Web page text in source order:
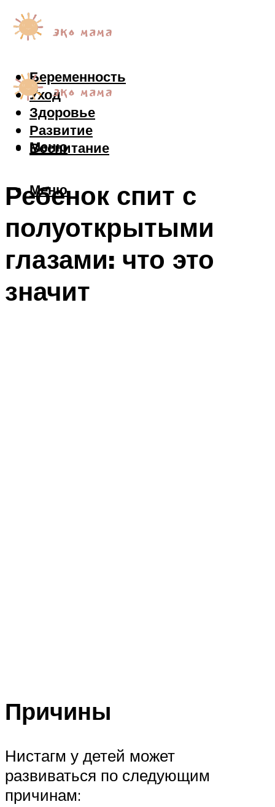
Беременность
Уход
Здоровье
Развитие
Воспитание
Меню
Меню
Ребенок спит с
полуоткрытыми
глазами: что это
значит
Причины
Нистагм у детей может
развиваться по следующим
причинам: